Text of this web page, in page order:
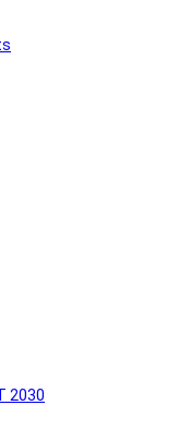
2030